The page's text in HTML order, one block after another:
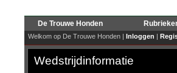
De Trouwe Honden
Welkom op De Trouwe Honden | Inloggen |
Wedstrijdinformatie